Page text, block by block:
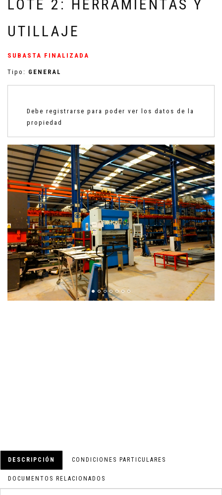
LOTE 2: HERRAMIENTAS Y
UTILLAJE
SUBASTA FINALIZADA
Tipo: GENERAL
Debe registrarse para poder ver los datos de la
propiedad
DESCRIPCIÓN CONDICIONES PARTICULARES
DOCUMENTOS RELACIONADOS